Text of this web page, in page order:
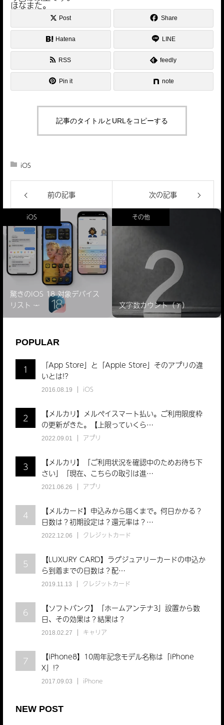
ほなまた。
Post Share
Hatena LINE
RSS feedly
Pin it note
記事のタイトルとURLをコピーする
iOS
前の記事 次の記事
iOS
驚きのiOS 18 対象デバイス
リスト ̵…
その他
文字数カウント（γ）
POPULAR
1
「App Store」と「Apple Store」そのアプリの違
いとは!?
2016.08.19 iOS
2
【メルカリ】メルペイスマート払い。ご利用限度枠
の更新がきた。【上限っていくら…
2022.09.01 アプリ
3
【メルカリ】「ご利用状況を確認中のためお待ち下
さい」「現在、こちらの取引は進…
2021.06.26 アプリ
4
【メルカード】申込みから届くまで。何日かかる？
日数は？初期設定は？還元率は？…
2022.12.06 クレジットカード
5
【LUXURY CARD】ラグジュアリーカードの申込か
ら到着までの日数は？配…
2019.11.13 クレジットカード
6
【ソフトバンク】「ホームアンテナ3」設置から数
日、その効果は？結果は？
2018.02.27 キャリア
7
【iPhone8】10周年記念モデル名称は「iPhone
X」!?
2017.09.03 iPhone
NEW POST